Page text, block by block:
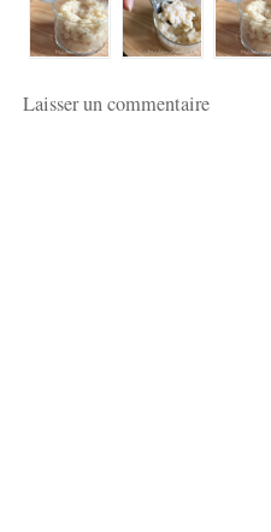
Laisser un commentaire